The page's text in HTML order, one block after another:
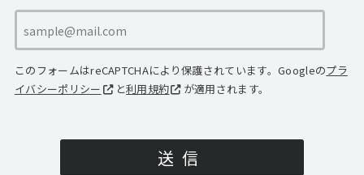
このフォームはreCAPTCHAにより保護されています。Googleのプラ
イバシーポリシー
と利用規約 が適用されます。